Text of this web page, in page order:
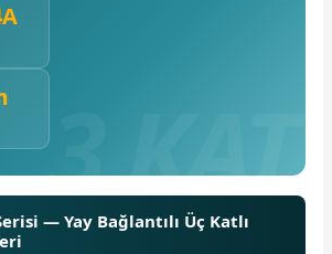
— Yay Bağlantılı Üç Katlı